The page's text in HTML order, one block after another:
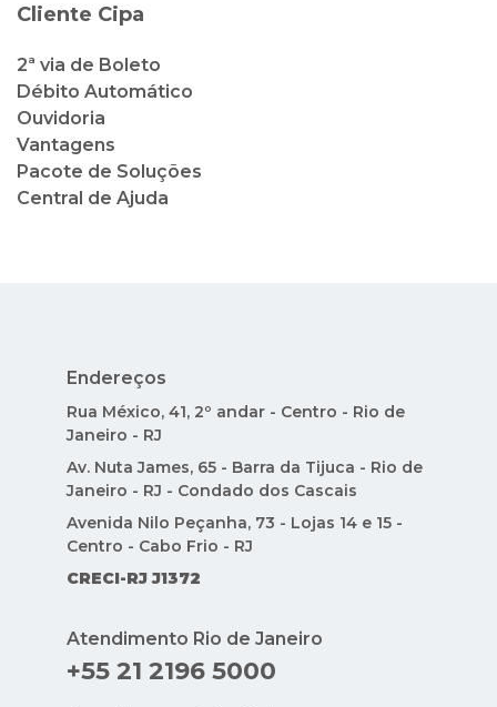
Cliente Cipa
2ª via de Boleto
Débito Automático
Ouvidoria
Vantagens
Pacote de Soluções
Central de Ajuda
Endereços
Rua México, 41, 2º andar - Centro - Rio de
Janeiro - RJ
Av. Nuta James, 65 - Barra da Tijuca - Rio de
Janeiro - RJ - Condado dos Cascais
Avenida Nilo Peçanha, 73 - Lojas 14 e 15 -
Centro - Cabo Frio - RJ
CRECI-RJ J1372
Atendimento Rio de Janeiro
+55 21 2196 5000